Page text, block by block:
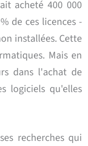
acheté 400 000
de ces licences -
installées. Cette
Mais en
dans l'achat de
logiciels qu'elles
recherches qui